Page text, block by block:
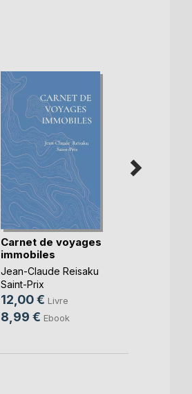
Carnet de voyages
immobiles
Jean-Claude Reisaku
Saint-Prix
12,00 € Livre
8,99 € Ebook